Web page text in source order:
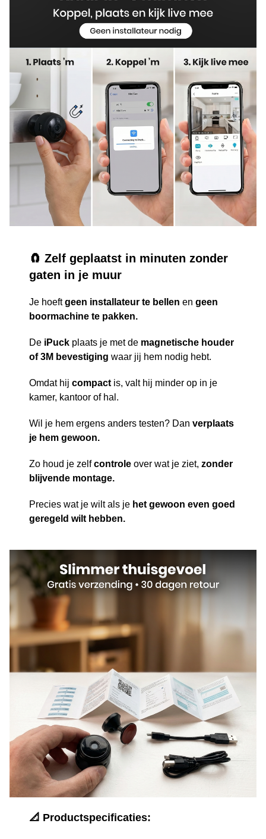
🧲 Zelf geplaatst in minuten zonder
gaten in je muur
Je hoeftgeen installateur te bellen engeen
boormachine te pakken.
De iPuck plaats je met de magnetische houder
of 3M bevestiging waar jij hem nodig hebt.
Omdat hijcompact is, valt hij minder op in je
kamer, kantoor of hal.
Wil je hem ergens anders testen? Danverplaats
je hem gewoon.
Zo houd je zelfcontrole over wat je ziet,zonder
blijvende montage.
Precies wat je wilt als je het gewoon even goed
geregeld wilt hebben.
📐 Productspecificaties: